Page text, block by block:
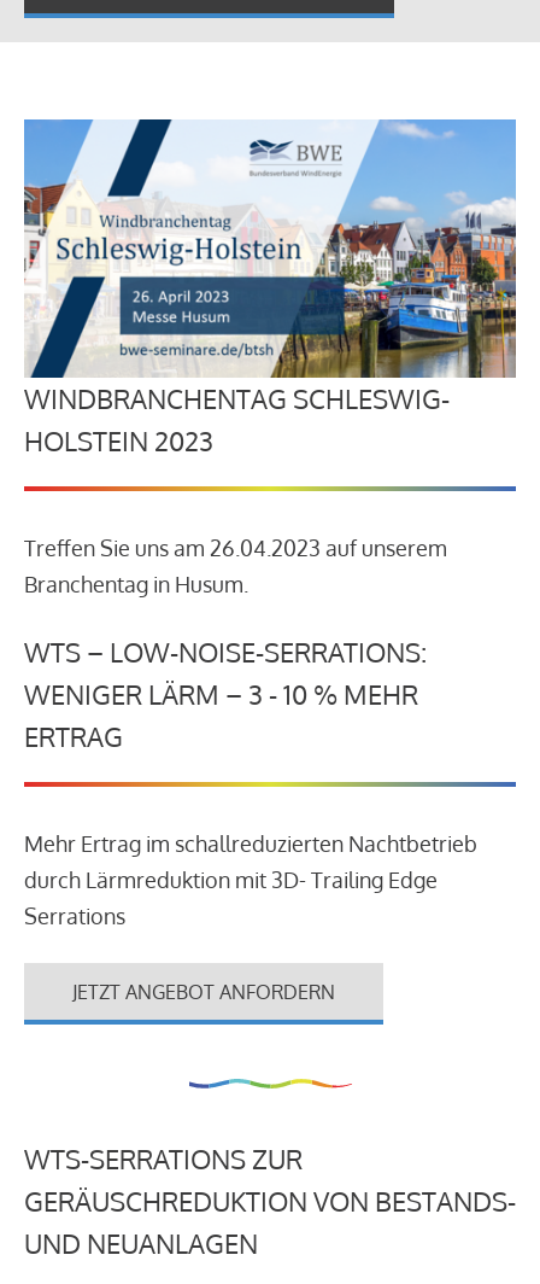
WINDBRANCHENTAG SCHLESWIG-
HOLSTEIN 2023
Treffen Sie uns am 26.04.2023 auf unserem
Branchentag in Husum.
WTS – LOW-NOISE-SERRATIONS:
WENIGER LÄRM – 3 - 10 % MEHR
ERTRAG
Mehr Ertrag im schallreduzierten Nachtbetrieb
durch Lärmreduktion mit 3D- Trailing Edge
Serrations
JETZT ANGEBOT ANFORDERN
WTS-SERRATIONS ZUR
GERÄUSCHREDUKTION VON BESTANDS-
UND NEUANLAGEN